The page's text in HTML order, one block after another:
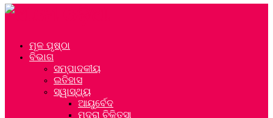
ମୂଳ ପୃଷ୍ଠା
ବିଭାଗ
ସମ୍ପାଦକୀୟ
ଇତିହାସ
ସ୍ୱାସ୍ଥ୍ୟ
ଆୟୁର୍ବେଦ
ମୁଦ୍ରା ଚିକିତ୍ସା